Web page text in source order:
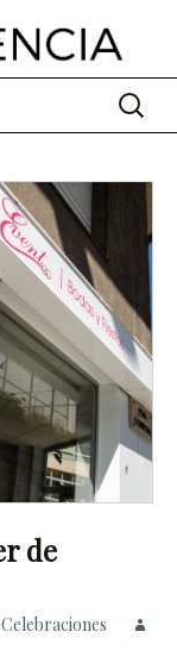
y
Buscar:
de
Celebraciones